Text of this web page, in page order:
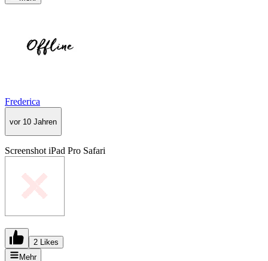
Frederica
vor 10 Jahren
Screenshot iPad Pro Safari
2 Likes
Mehr